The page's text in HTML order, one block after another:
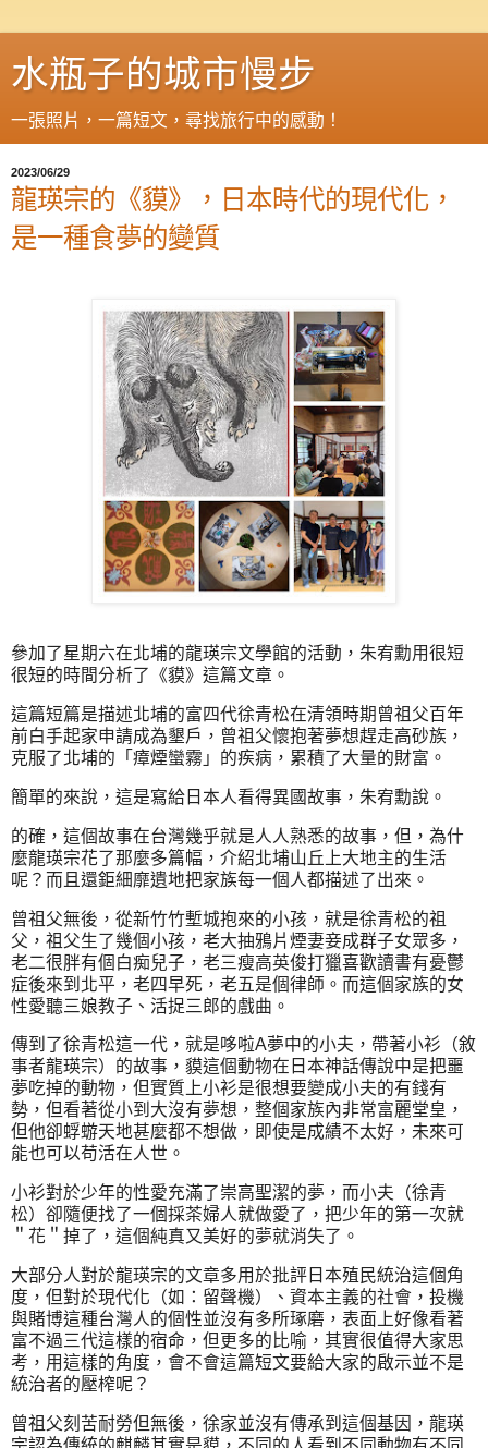
水瓶子的城市慢步
一張照片，一篇短文，尋找旅行中的感動！
2023/06/29
龍瑛宗的《貘》，日本時代的現代化，
是一種食夢的變質
參加了星期六在北埔的龍瑛宗文學館的活動，朱宥勳用很短
很短的時間分析了《貘》這篇文章。
這篇短篇是描述北埔的富四代徐青松在清領時期曾祖父百年
前白手起家申請成為墾戶，曾祖父懷抱著夢想趕走高砂族，
克服了北埔的「瘴煙蠻霧」的疾病，累積了大量的財富。
簡單的來說，這是寫給日本人看得異國故事，朱宥勳說。
的確，這個故事在台灣幾乎就是人人熟悉的故事，但，為什
麼龍瑛宗花了那麼多篇幅，介紹北埔山丘上大地主的生活
呢？而且還鉅細靡遺地把家族每一個人都描述了出來。
曾祖父無後，從新竹竹塹城抱來的小孩，就是徐青松的祖
父，祖父生了幾個小孩，老大抽鴉片煙妻妾成群子女眾多，
老二很胖有個白痴兒子，老三瘦高英俊打獵喜歡讀書有憂鬱
症後來到北平，老四早死，老五是個律師。而這個家族的女
性愛聽三娘教子、活捉三郎的戲曲。
傳到了徐青松這一代，就是哆啦A夢中的小夫，帶著小衫（敘
事者龍瑛宗）的故事，貘這個動物在日本神話傳說中是把噩
夢吃掉的動物，但實質上小衫是很想要變成小夫的有錢有
勢，但看著從小到大沒有夢想，整個家族內非常富麗堂皇，
但他卻蜉蝣天地甚麼都不想做，即使是成績不太好，未來可
能也可以苟活在人世。
小衫對於少年的性愛充滿了崇高聖潔的夢，而小夫（徐青
松）卻隨便找了一個採茶婦人就做愛了，把少年的第一次就
＂花＂掉了，這個純真又美好的夢就消失了。
大部分人對於龍瑛宗的文章多用於批評日本殖民統治這個角
度，但對於現代化（如：留聲機）、資本主義的社會，投機
與賭博這種台灣人的個性並沒有多所琢磨，表面上好像看著
富不過三代這樣的宿命，但更多的比喻，其實很值得大家思
考，用這樣的角度，會不會這篇短文要給大家的啟示並不是
統治者的壓榨呢？
曾祖父刻苦耐勞但無後，徐家並沒有傳承到這個基因，龍瑛